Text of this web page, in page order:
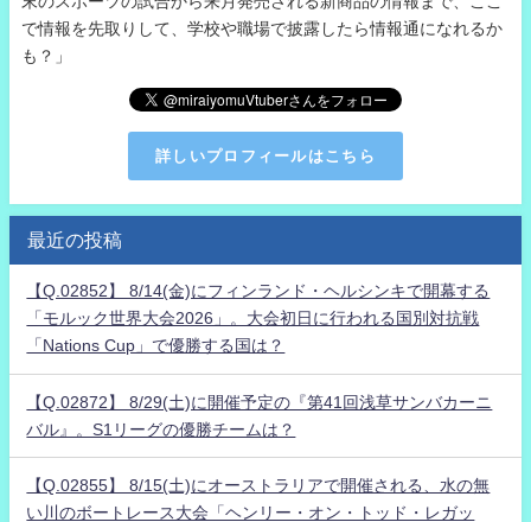
で情報を先取りして、学校や職場で披露したら情報通になれるか
も？」
詳しいプロフィールはこちら
最近の投稿
【Q.02852】 8/14(金)にフィンランド・ヘルシンキで開幕する
「モルック世界大会2026」。大会初日に行われる国別対抗戦
「Nations Cup」で優勝する国は？
【Q.02872】 8/29(土)に開催予定の『第41回浅草サンバカーニ
バル』。S1リーグの優勝チームは？
【Q.02855】 8/15(土)にオーストラリアで開催される、水の無
い川のボートレース大会「ヘンリー・オン・トッド・レガッ